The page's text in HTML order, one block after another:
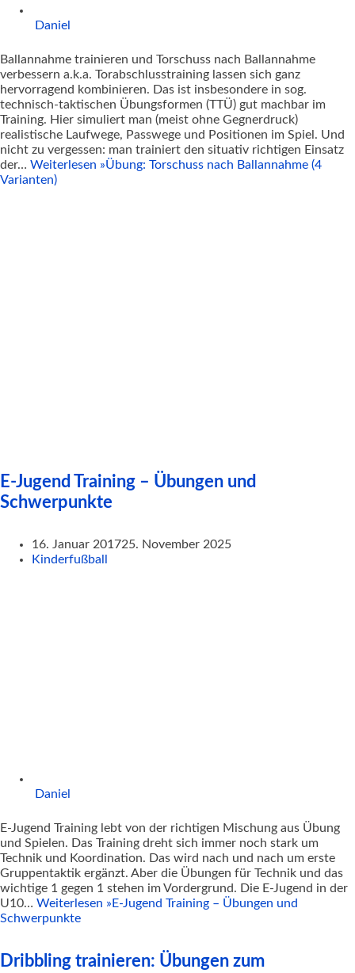
Daniel
Ballannahme trainieren und Torschuss nach Ballannahme
verbessern a.k.a. Torabschlusstraining lassen sich ganz
hervorragend kombinieren. Das ist insbesondere in sog.
technisch-taktischen Übungsformen (TTÜ) gut machbar im
Training. Hier simuliert man (meist ohne Gegnerdruck)
realistische Laufwege, Passwege und Positionen im Spiel. Und
nicht zu vergessen: man trainiert den situativ richtigen Einsatz
der… Weiterlesen »Übung: Torschuss nach Ballannahme (4
Varianten)
E-Jugend Training – Übungen und
Schwerpunkte
16. Januar 201725. November 2025
Kinderfußball
Daniel
E-Jugend Training lebt von der richtigen Mischung aus Übung
und Spielen. Das Training dreht sich immer noch stark um
Technik und Koordination. Das wird nach und nach um erste
Gruppentaktik ergänzt. Aber die Übungen für Technik und das
wichtige 1 gegen 1 stehen im Vordergrund. Die E-Jugend in der
U10… Weiterlesen » E-Jugend Training – Übungen und
Schwerpunkte
Dribbling trainieren: Übungen zum